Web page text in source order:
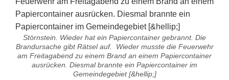
Störnstein. Wieder hat ein Papiercontainer gebrannt. Die
Brandursache gibt Rätsel auf. Wieder musste die Feuerwehr
am Freitagabend zu einem Brand an einem Papiercontainer
ausrücken. Diesmal brannte ein Papiercontainer im
Gemeindegebiet [&hellip;]